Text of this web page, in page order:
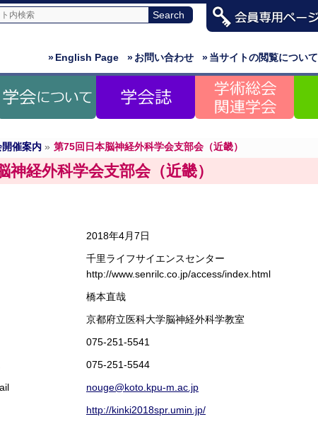
»当サイトの閲覧について
»お問い合わせ
»English Page
催案内 » 第75回日本脳神経外科学会支部会（近畿）
神経外科学会支部会（近畿）
2018年4月7日
千里ライフサイエンスセンター
http://www.senrilc.co.jp/access/index.html
橋本直哉
京都府立医科大学脳神経外科学教室
075-251-5541
075-251-5544
nouge@koto.kpu-m.ac.jp
http://kinki2018spr.umin.jp/